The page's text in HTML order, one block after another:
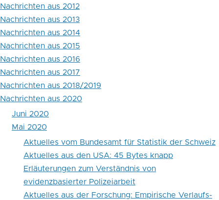
Bytes
knapp
Erläuterungen
zum
Verständnis
von
evidenzbasierter
Polizeiarbeit
Nachrichten aus 2012
Nachrichten aus 2013
Nachrichten aus 2014
Nachrichten aus 2015
Nachrichten aus 2016
Nachrichten aus 2017
Nachrichten aus 2018/2019
Nachrichten aus 2020
Juni 2020
Mai 2020
Aktuelles vom Bundesamt für Statistik der Schweiz
Aktuelles aus den USA: 45 Bytes knapp
Erläuterungen zum Verständnis von
evidenzbasierter Polizeiarbeit
Aktuelles aus der Forschung: Empirische Verlaufs-